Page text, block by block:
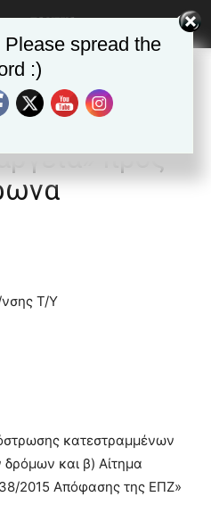
- Δελτία τύπου
Δημοφιλή άρθρα Τα νέα της Πόλης
Ένωσης
προς
Τ/Υ
κατεστραμμένων
δρόμων και β) Αίτημα
38/2015 Απόφασης της ΕΠΖ»
spread the
:)